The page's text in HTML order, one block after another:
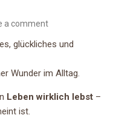
a comment
glückliches und
Wunder im Alltag.
Leben wirklich lebst –
ist.